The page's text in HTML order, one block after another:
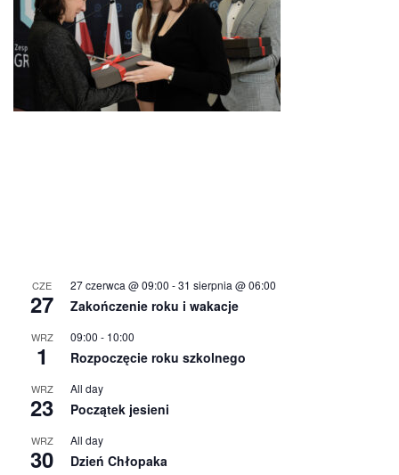
CZE
27
27 czerwca @ 09:00 -31 sierpnia @ 06:00
Zakończenie roku i wakacje
WRZ
1
09:00 - 10:00
Rozpoczęcie roku szkolnego
WRZ
23
All day
Początek jesieni
WRZ
30
All day
Dzień Chłopaka